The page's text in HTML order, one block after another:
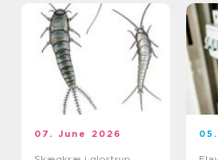
07. June 2026